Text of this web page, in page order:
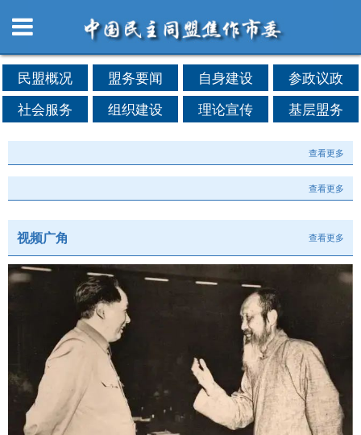
民盟概况 盟务要闻 自身建设
参政议政
社会服务
组织建设 理论宣传 基层盟务
查看更多
查看更多
视频广角 查看更多